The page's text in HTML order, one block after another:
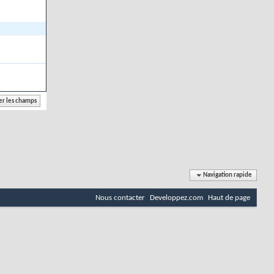
Navigation rapide
Nous contacter Developpez.com Haut de page